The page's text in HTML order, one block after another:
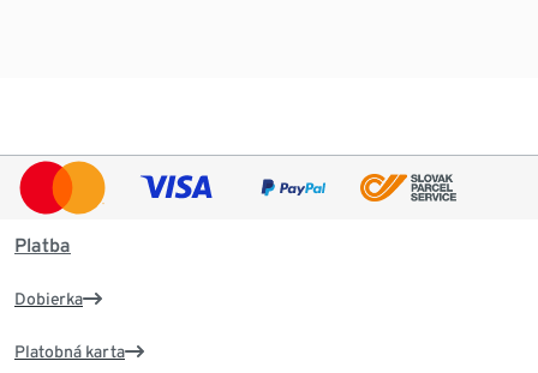
Platba
Dobierka
Platobná karta